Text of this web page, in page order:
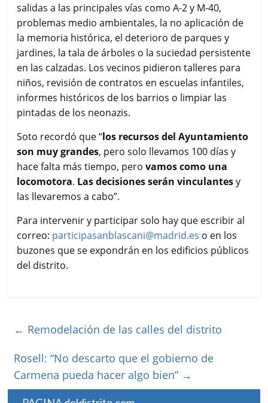
salidas a las principales vías como A-2 y M-40,
problemas medio ambientales, la no aplicación de
la memoria histórica, el deterioro de parques y
jardines, la tala de árboles o la suciedad persistente
en las calzadas. Los vecinos pidieron talleres para
niños, revisión de contratos en escuelas infantiles,
informes históricos de los barrios o limpiar las
pintadas de los neonazis.
Soto recordó que “los recursos del Ayuntamiento
son muy grandes, pero solo llevamos 100 días y
hace falta más tiempo, perovamos como una
locomotora. Las decisiones serán vinculantesy
las llevaremos a cabo”.
Para intervenir y participar solo hay que escribir al
correo: participasanblascani@madrid.es o en los
buzones que se expondrán en los edificios públicos
del distrito.
← Remodelación de las calles del distrito
Rosell: “No descarto que el gobierno de
Carmena pueda hacer algo bien” →